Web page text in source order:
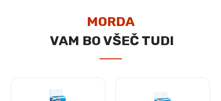
MORDA
VAM BO VŠEČ TUDI